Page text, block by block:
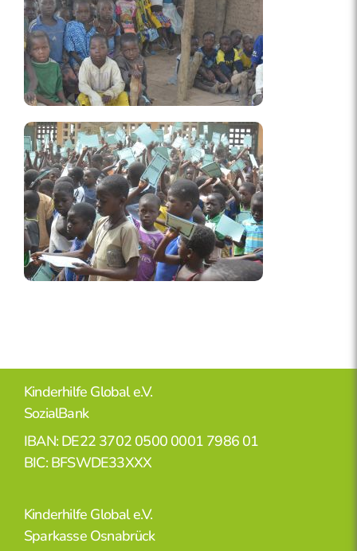
Kinderhilfe Global e.V.
SozialBank
IBAN: DE22 3702 0500 0001 7986 01
BIC: BFSWDE33XXX
Kinderhilfe Global e.V.
Sparkasse Osnabrück